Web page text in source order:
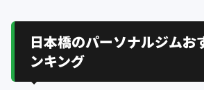
日本橋のパーソナルジムお
ンキング